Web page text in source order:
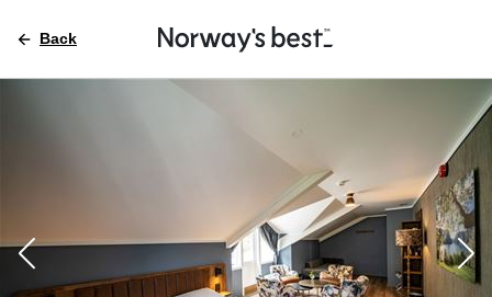
Back